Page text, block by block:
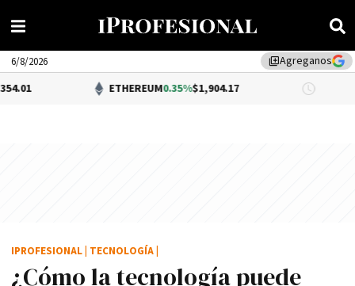
library_addAgreganos
6/8/2026
ETHEREUM0.35%$1,904.17 DÓLAR
¿Cómo la tecnologí­a puede
IPROFESIONAL TECNOLOGÍA